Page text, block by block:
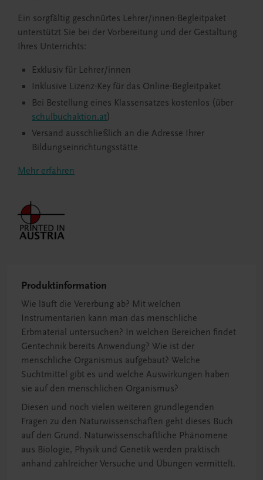
Ein sorgfältig geschnürtes Lehrer/innen-Begleitpaket
unterstützt Sie bei der Vorbereitung und der Gestaltung
Ihres Unterrichts:
Exklusiv für Lehrer/innen
Inklusive Lizenz-Key für das Online-Begleitpaket
Bei Bestellung eines Klassensatzes kostenlos (über
schulbuchaktion.at)
Versand ausschließlich an die Adresse Ihrer
Bildungseinrichtungsstätte
Mehr erfahren
Produktinformation
Wie läuft die Vererbung ab? Mit welchen
Instrumentarien kann man das menschliche
Erbmaterial untersuchen? In welchen Bereichen findet
Gentechnik bereits Anwendung? Wie ist der
menschliche Organismus aufgebaut? Welche
Suchtmittel gibt es und welche Auswirkungen haben
sie auf den menschlichen Organismus?
Diesen und noch vielen weiteren grundlegenden
Fragen zu den Naturwissenschaften geht dieses Buch
auf den Grund. Naturwissenschaftliche Phänomene
aus Biologie, Physik und Genetik werden praktisch
anhand zahlreicher Versuche und Übungen vermittelt.